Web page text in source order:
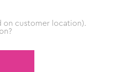
on customer location).